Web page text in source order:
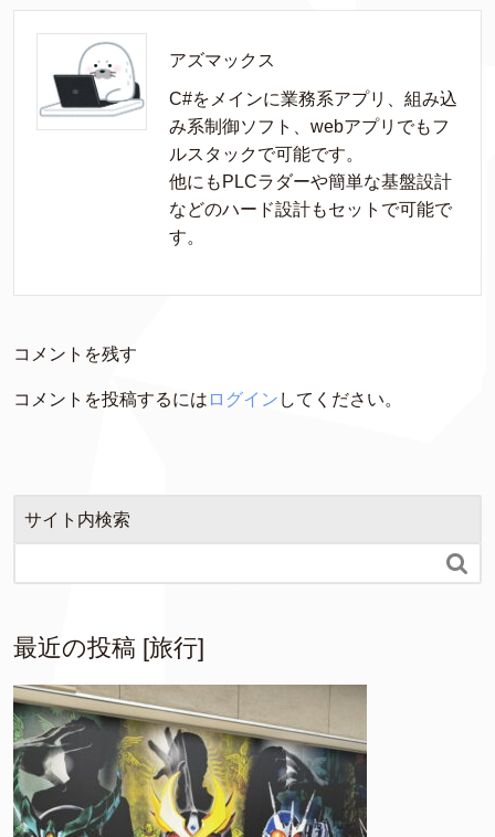
アズマックス
C#をメインに業務系アプリ、組み込
み系制御ソフト、webアプリでもフ
ルスタックで可能です。
他にもPLCラダーや簡単な基盤設計
などのハード設計もセットで可能で
す。
コメントを残す
コメントを投稿するには ログイン してください。
サイト内検索

最近の投稿 [旅行]